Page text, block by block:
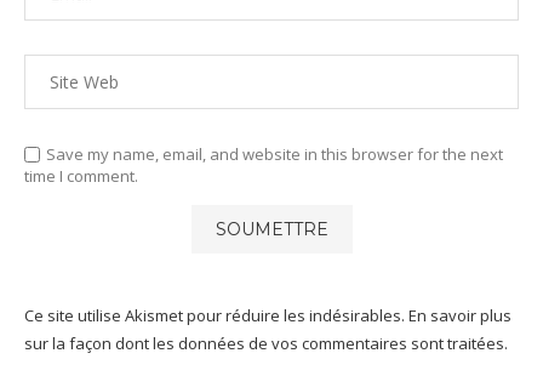
Save my name, email, and website in this browser for the next
time I comment.
Ce site utilise Akismet pour réduire les indésirables. En savoir plus
sur la façon dont les données de vos commentaires sont traitées.